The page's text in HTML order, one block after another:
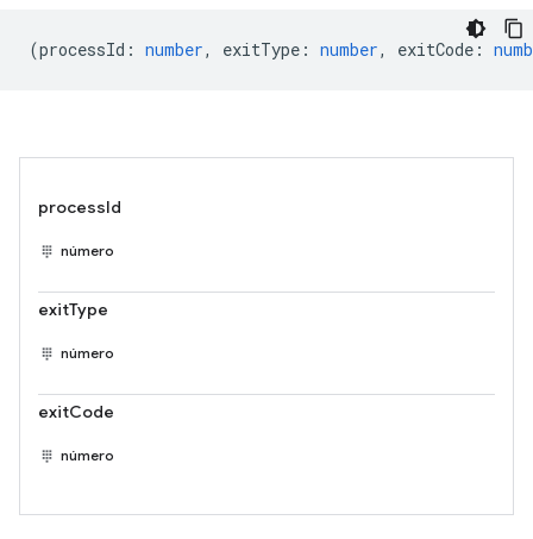
(processId : number, exitType : number, exitCode :
processId
número
exitType
número
exitCode
número